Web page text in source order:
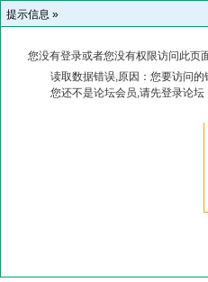
提示信息 »
您没有登录或者您没有权限访问此页
读取数据错误,原因：您要访问
您还不是论坛会员,请先登录论坛